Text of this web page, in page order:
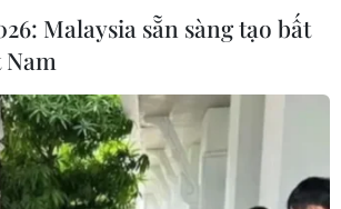
báo nguy cơ từ hạn chế
tế
gián đoạn chuỗi cung ứng và sự
Malaysia sẵn sàng tạo bất